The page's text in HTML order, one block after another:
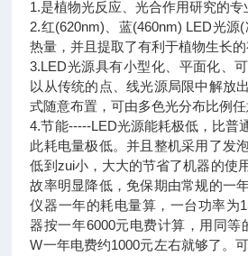
1.是植物光反应、光合作用研究的专
2.红(620nm)、蓝(460nm) LED光源
热量，并且提取了有利于植物生长的
3.LED光源具有小型化、平面化、
以从传统的点、线光源局限中解放
式随意布置，可由多色光分布比例任
4.节能-----LED光源能耗极低，比普
此耗电量极低。并且整机采用了发
低到zui小，大大的节省了机器的使
故率明显降低，免保期由常规的一
仪器一年的耗电量算，一台功率为
器按一年6000元电费计算，用同等
W一年电费约1000元左右就够了。